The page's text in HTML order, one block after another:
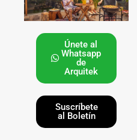
Únete al
Whatsapp
de
Arquitek
Suscríbete
al Boletín